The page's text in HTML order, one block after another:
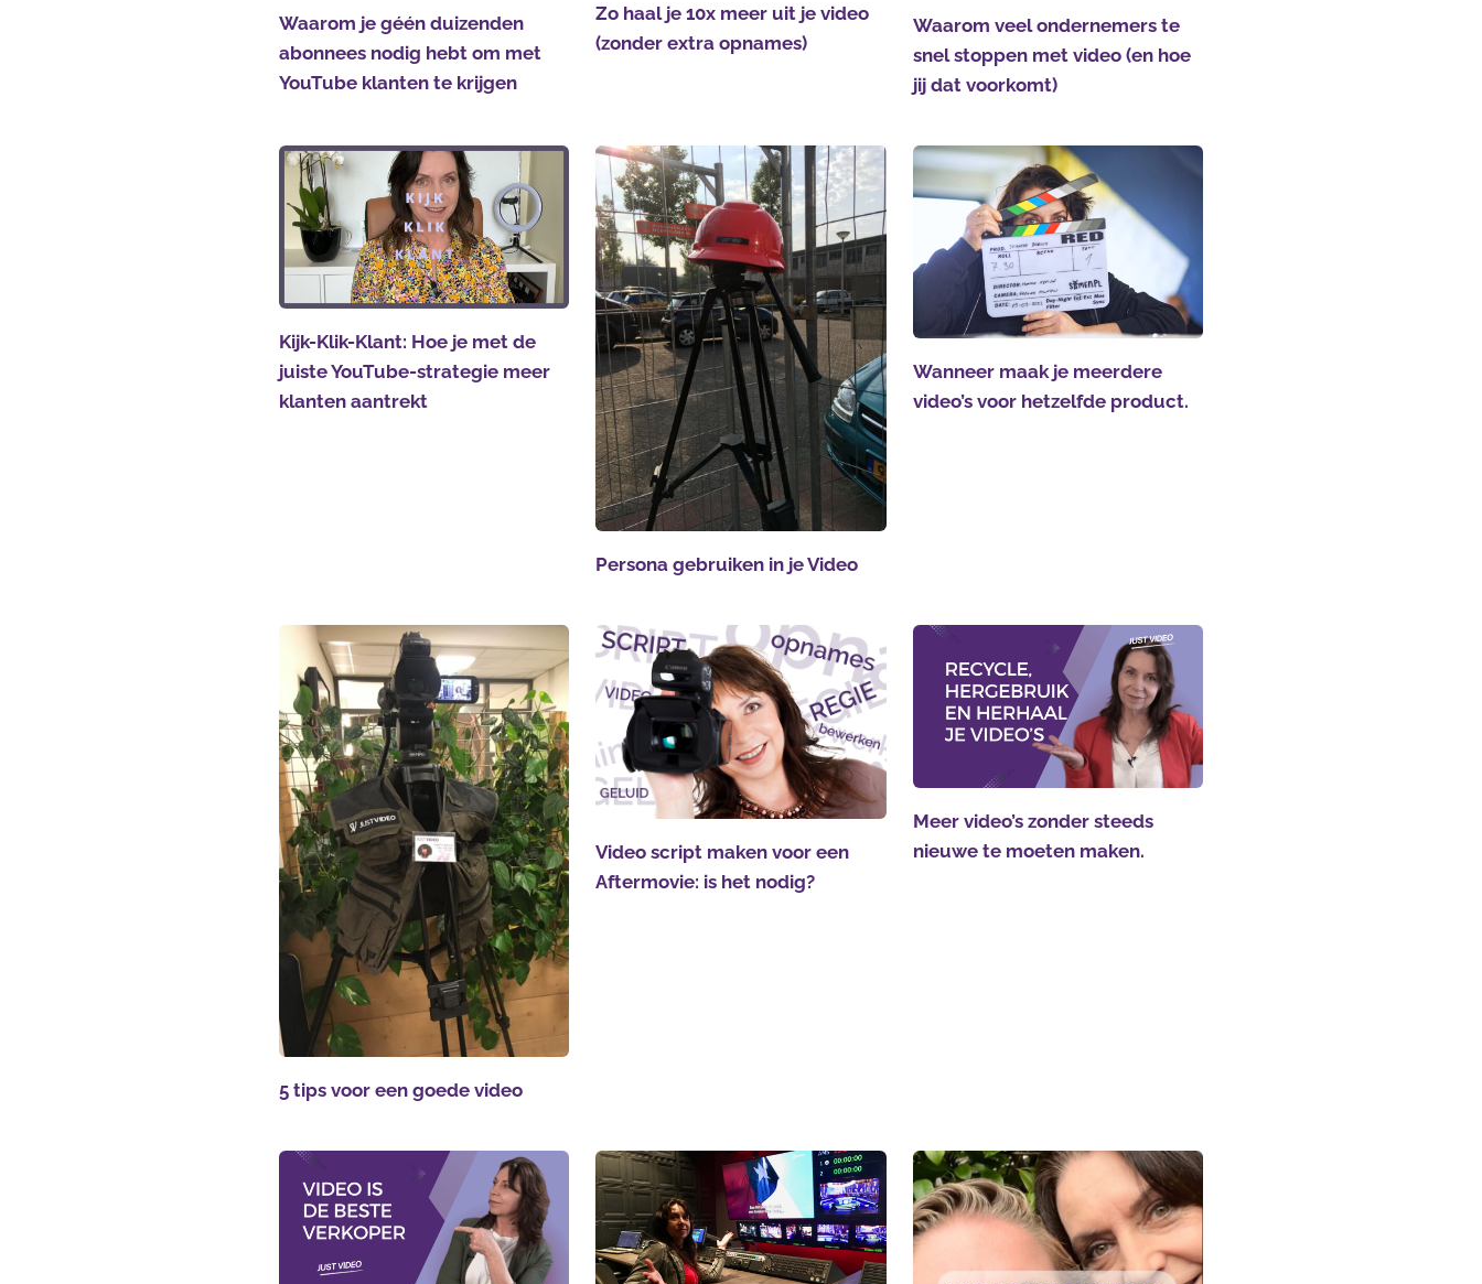
Waarom je géén duizenden
abonnees nodig hebt om met
YouTube klanten te krijgen
Zo haal je 10x meer uit je video
(zonder extra opnames)
Waarom veel ondernemers te
snel stoppen met video (en hoe
jij dat voorkomt)
Kijk-Klik-Klant: Hoe je met de
juiste YouTube-strategie meer
klanten aantrekt
Persona gebruiken in je Video
Wanneer maak je meerdere
video’s voor hetzelfde product.
5 tips voor een goede video
Video script maken voor een
Aftermovie: is het nodig?
Meer video’s zonder steeds
nieuwe te moeten maken.